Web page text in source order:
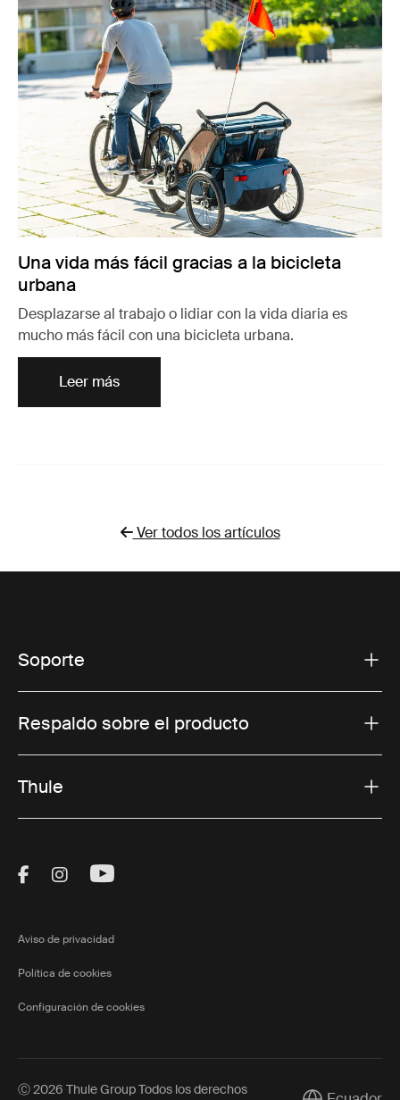
Una vida más fácil gracias a la bicicleta
urbana
Desplazarse al trabajo o lidiar con la vida diaria es
mucho más fácil con una bicicleta urbana.
Leer más
Ver todos los artículos
Soporte
Respaldo sobre el producto
Thule
Visit Thule on Facebook (external link)
Visit Thule on Instagram (external link)
Visit Thule on Youtube (external
Aviso de privacidad
Política de cookies
Configuración de cookies
Ⓒ 2026 Thule Group Todos los derechos